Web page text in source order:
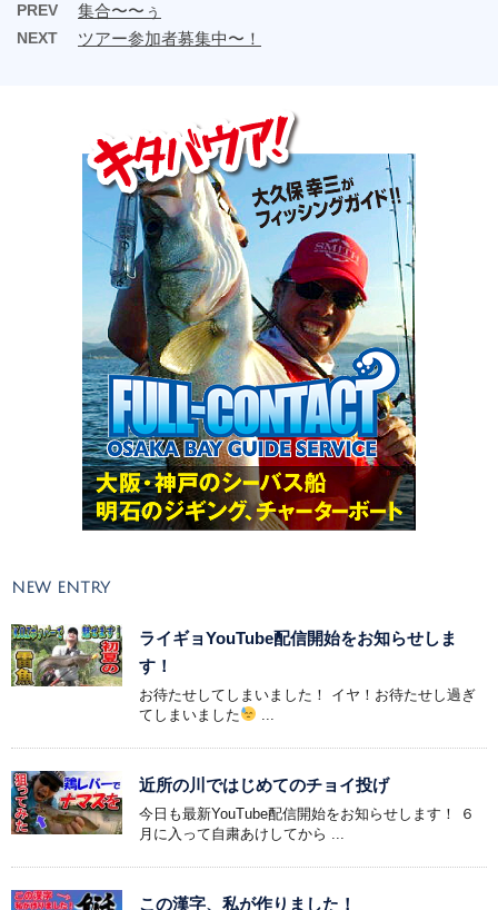
PREV 集合〜〜ぅ
NEXT ツアー参加者募集中〜！
NEW ENTRY
ライギョYouTube配信開始をお知らせしま
す！
お待たせしてしまいました！ イヤ！お待たせし過ぎ
てしまいました
...
近所の川ではじめてのチョイ投げ
今日も最新YouTube配信開始をお知らせします！ ６
月に入って自粛あけしてから ...
この漢字、私が作りました！